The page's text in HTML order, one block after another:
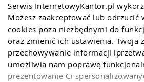
Serwis InternetowyKantor.pl
Możesz zaakceptować lub odrzucić
cookies poza niezbędnymi do
oraz zmienić ich ustawienia. Twoja
przechowywanie informacji
umożliwia nam poprawę
prezentowanie Ci